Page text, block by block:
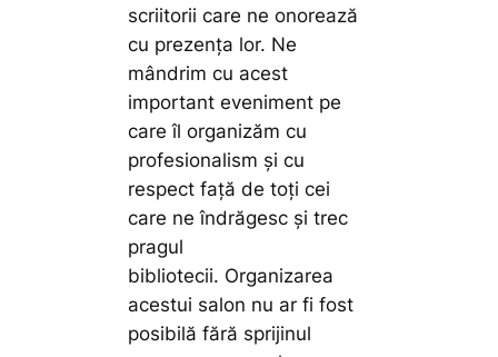
scriitorii care ne onorează
cu prezența lor. Ne
mândrim cu acest
important eveniment pe
care îl organizăm cu
profesionalism și cu
respect față de toți cei
care ne îndrăgesc și trec
pragul
bibliotecii. Organizarea
acestui salon nu ar fi fost
posibilă fără sprijinul